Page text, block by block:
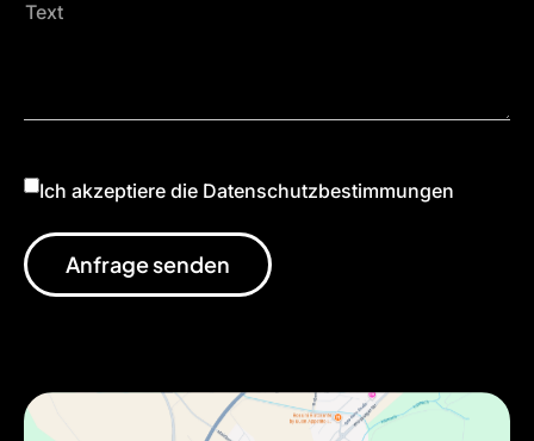
Ich akzeptiere die Datenschutzbestimmungen
Anfrage senden